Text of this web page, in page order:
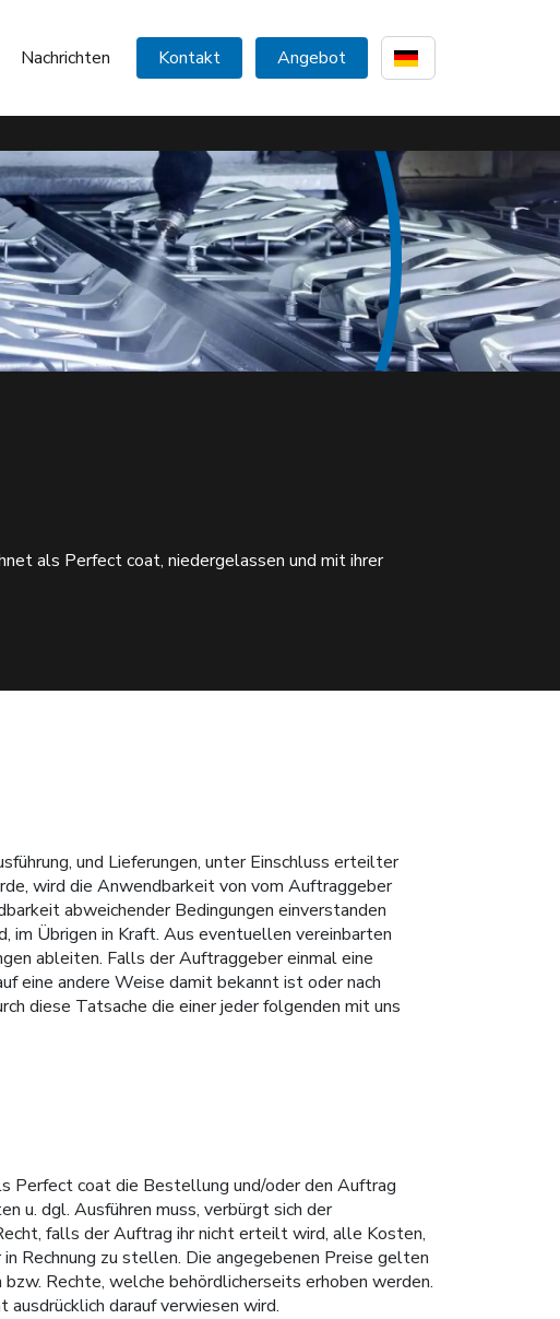
Nachrichten Kontakt Angebot
als Perfect coat, niedergelassen und mit ihrer
und Lieferungen, unter Einschluss erteilter
wird die Anwendbarkeit von vom Auftraggeber
abweichender Bedingungen einverstanden
im Übrigen in Kraft. Aus eventuellen vereinbarten
ableiten. Falls der Auftraggeber einmal eine
eine andere Weise damit bekannt ist oder nach
diese Tatsache die einer jeder folgenden mit uns
Perfect coat die Bestellung und/oder den Auftrag
u. dgl. Ausführen muss, verbürgt sich der
falls der Auftrag ihr nicht erteilt wird, alle Kosten,
Rechnung zu stellen. Die angegebenen Preise gelten
Rechte, welche behördlicherseits erhoben werden.
darauf verwiesen wird.